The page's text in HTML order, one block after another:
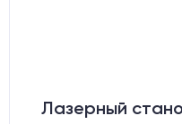
Лазерный